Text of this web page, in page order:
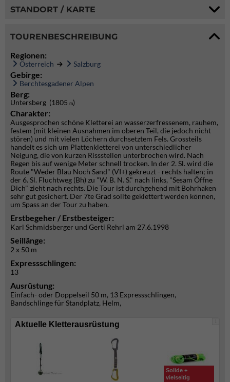
STANDORT / KARTE
TOURENBESCHREIBUNG
Regionen:
Österreich Salzburg
Gebirge:
Berchtesgadener Alpen
Berg:
Untersberg (1805 m)
Charakter:
Ausgesprochen schöne Kletterei an wasserzerfressenem, rauhem,
festem (mit kleinen Ausnahmen im oberen Teil, die jedoch nicht
stören) und mit vielen Löchern durchsetztem Fels. Grossteils
handelt es sich um Plattenkletterei von unterschiedlicher
Neigung, die von kurzen Rissstellen unterbrochen wird. Nach
Regen bis auf wenige Meter schnell trocken. In der 2. Sl. wird die
Route "Weder Blau Noch Sand" (VI+) gekreuzt - rechts halten; in
der 6. Sl. Fluchtweg (Bh) zu "W. B. N. S." nach links, "Sesam Öffne
Dich" zieht nach rechts. Die Tour ist durchgehend mit Bohrhaken
sehr gut gesichert. Der 7te Grad sollte geklettert werden können,
um Spass an der Tour zu haben.
Erstbegeher / Erstbesteiger:
Karl Schmidsberger und Gerti Rehrl am 27.6.1998
Seillänge:
2 x 50 m
Expressschlingen:
13
Ausrüstung:
Einfach- oder Doppelseil 50 m, 13 Expressschlingen,
Bandschlinge für Standplatz, Helm,
i
Aktuelle Kletterausrüstung
Solide +
vielseitig